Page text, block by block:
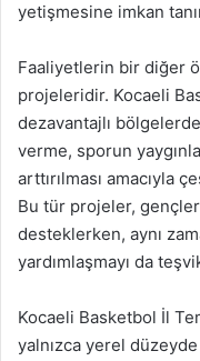
yetişmesine imkan
Faaliyetlerin bir diğer
projeleridir. Kocaeli
dezavantajlı
verme, sporun
arttırılması amacıyla
Bu tür projeler,
desteklerken, aynı
yardımlaşmayı da
Kocaeli Basketbol İl
yalnızca yerel